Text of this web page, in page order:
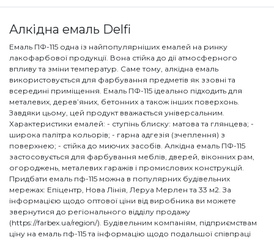
Алкідна емаль Delfi
Емаль ПФ-115 одна із найпопулярніших емалей на ринку
лакофарбової продукції. Вона стійка до дії атмосферного
впливу та зміни температур. Саме тому, алкідна емаль
використовується для фарбування предметів як ззовні та
всередині приміщення. Емаль ПФ-115 ідеально підходить для
металевих, дерев’яних, бетонних а також інших поверхонь.
Завдяки цьому, цей продукт вважається універсальним.
Характеристики емалей: - ступінь блиску: матова та глянцева; -
широка палітра кольорів; - гарна адгезія (зчеплення) з
поверхнею; - стійка до миючих засобів. Алкідна емаль ПФ-115
застосовується для фарбування меблів, дверей, віконних рам,
огороджень, металевих гаражів і промислових конструкцій.
Придбати емаль пф-115 можна в популярних будівельних
мережах: Епіцентр, Нова Лінія, Леруа Мерлен та 33 м2. За
інформацією щодо оптової ціни від виробника ви можете
звернутися до регіонального відділу продажу
(https://farbex.ua/region/). Будівельним компаніям, підприємствам
ціну на емаль пф-115 та інформацію щодо подальшої співпраці